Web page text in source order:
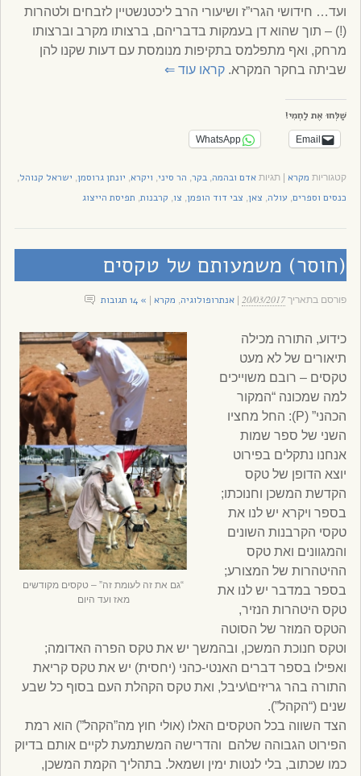
ועד… חידושי הגרי”ז ושיעורי הרב ליכטנשטיין לזבחים ולטהרות
(!) – תוך שהוא דן בעמקות בדבריהם, ברצותו מקרב וברצותו
מרחק, ואף מתפלמס בתקיפות מנומסת עם דעות שקנו להן
שביתה בחקר המקרא.קראו עוד⇐
שַׁלְּחוּ אֶת לַחְמִי!
Email
WhatsApp
קטגוריות מקרא |תגיותאדם ובהמה,בקר, הר סיני, ויקרא, יונתן גרוסמן, ישראל קנוהל,
כנסים וספרים, עולה, צאן, צבי דוד הופמן, צו, קרבנות, תפיסת הייצוג
(חוסר) משמעותם של טקסים
פורסם בתאריך20/03/2017
|אנתרופולוגיה, מקרא » 14 תגובות
“גם את זה לעומת זה” – טקסים מקודשים
מאז ועד היום
כידוע, התורה מכילה
תיאורים של לא מעט
טקסים – רובם משוייכים
למה שמכונה “המקור
הכהני” (P): החל מחציו
השני של ספר שמות
אנחנו נתקלים בפירוט
יוצא הדופן של טקס
הקדשת המשכן וחנוכתו;
בספר ויקרא יש לנו את
טקסי הקרבנות השונים
והמגוונים ואת טקס
ההיטהרות של המצורע;
בספר במדבר יש לנו את
טקס היטהרות הנזיר,
הטקס המוזר של הסוטה
וטקס חנוכת המשכן, ובהמשך יש את טקס הפרה האדומה;
ואפילו בספר דברים האנטי-כהני (יחסית) יש את טקס קריאת
התורה בהר גריזים\עיבל, ואת טקס הקהלת העם בסוף כל שבע
שנים (“הקהל”).
הצד השווה בכל הטקסים האלו (אולי חוץ מה”הקהל”) הוא רמת
הפירוט הגבוהה שלהם והדרישה המשתמעת לקיים אותם בדיוק
כמו שכתוב, בלי לנטות ימין ושמאל. בתהליך הקמת המשכן,